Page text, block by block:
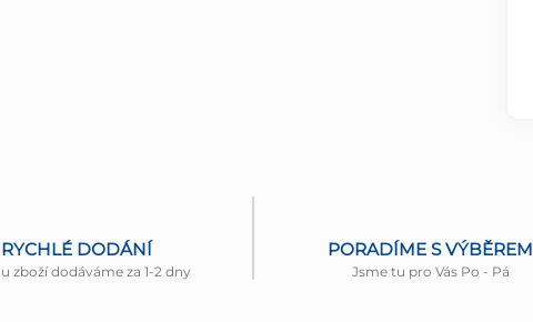
RYCHLÉ DODÁNÍ
zboží dodáváme za 1-2 dny
PORADÍME S VÝBĚREM
Jsme tu pro Vás Po - Pá